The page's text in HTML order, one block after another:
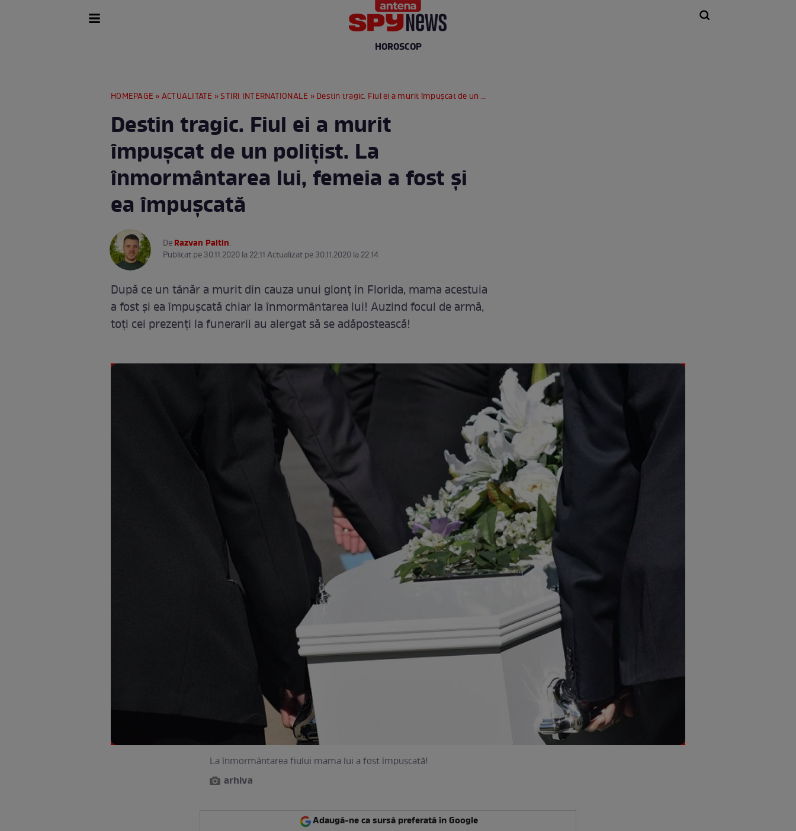
HOROSCOP
HOMEPAGE »ACTUALITATE »STIRI INTERNATIONALE » Destin tragic. Fiul ei a murit împușcat de un polițist. La înmormântarea lui, femeia a fost și ea împușcată
Destin tragic. Fiul ei a murit
împușcat de un polițist. La
înmormântarea lui, femeia a fost și
ea împușcată
DeRazvan Paltin.
Publicat pe 30.11.2020 la 22:11 Actualizat pe 30.11.2020 la 22:14
După ce un tânăr a murit din cauza unui glonț în Florida, mama acestuia
a fost și ea împușcată chiar la înmormântarea lui! Auzind focul de armă,
toți cei prezenți la funerarii au alergat să se adăpostească!
La înmormântarea fiului mama lui a fost împușcată!
arhiva
Adaugă-ne ca sursă preferată în Google